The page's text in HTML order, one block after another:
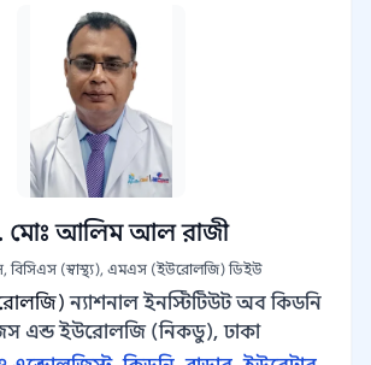
মোঃ আলিম আল রাজী
বিসিএস (স্বাস্থ্য), এমএস (ইউরোলজি) ডিইউ
ন্যাশনাল ইনস্টিটিউট অব কিডনি
এন্ড ইউরোলজি (নিকডু), ঢাকা